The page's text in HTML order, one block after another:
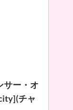
サー・オ
チャ